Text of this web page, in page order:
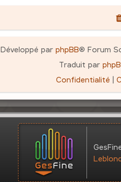
Développé par phpBB® Forum
Traduit par
Confidentialité |